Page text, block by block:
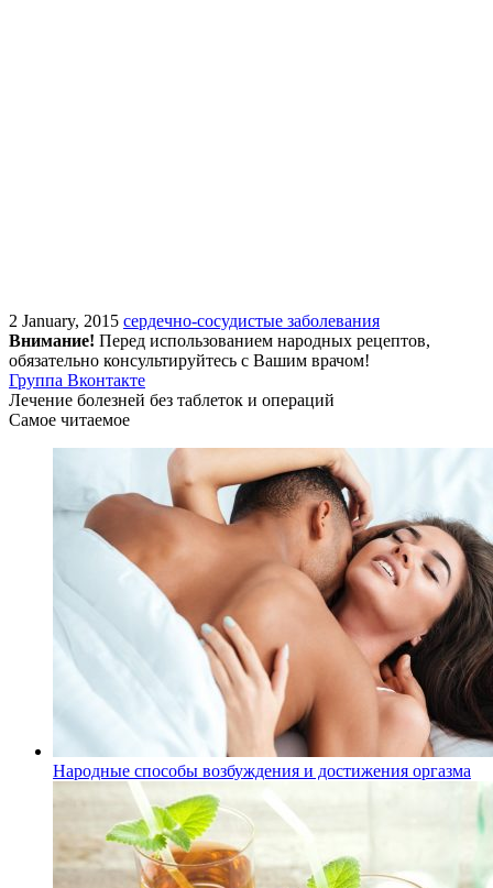
2 January, 2015 сердечно-сосудистые заболевания
Внимание! Перед использованием народных рецептов,
обязательно консультируйтесь с Вашим врачом!
Группа Вконтакте
Лечение болезней без таблеток и операций
Самое читаемое
Народные способы возбуждения и достижения оргазма